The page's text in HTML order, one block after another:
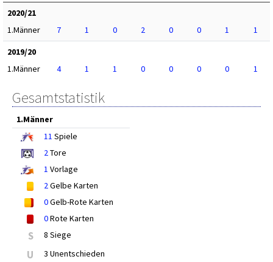
2020/21
1.Männer
7 1 0 2 0 0 1
1
2019/20
1.Männer
4 1 1 0 0 0 0 1
Gesamtstatistik
1.Männer
11 Spiele
2Tore
1 Vorlage
2Gelbe Karten
0Gelb-Rote Karten
0Rote Karten
S 8 Siege
U 3 Unentschieden